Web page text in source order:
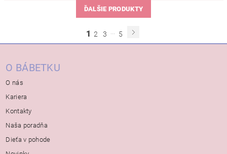
ĎALŠIE PRODUKTY
1 2 3 5
O BÁBETKU
O nás
Kariera
Kontakty
Naša poradňa
Dieťa v pohode